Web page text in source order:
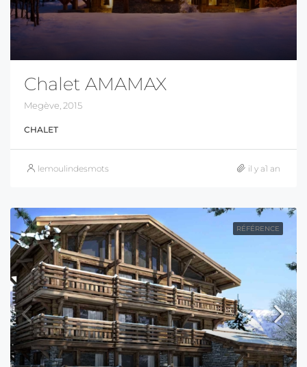
Chalet AMAMAX
Megève, 2015
CHALET
lemoulindesmots il y a1 an
RÉFÉRENCE